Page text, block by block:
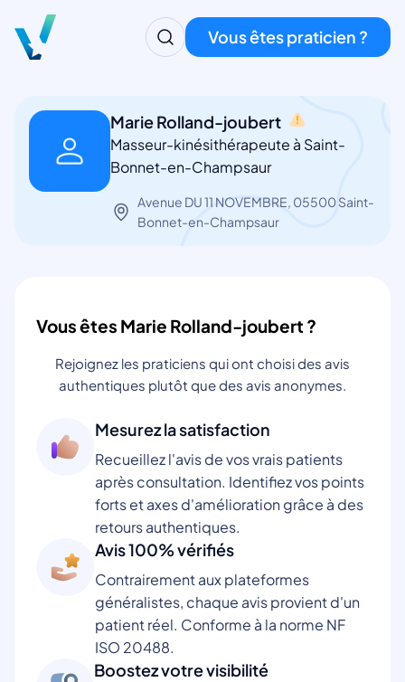
Vous êtes praticien ?
Marie Rolland-joubert
Masseur-kinésithérapeute à Saint-
Bonnet-en-Champsaur
Avenue DU 11 NOVEMBRE, 05500 Saint-
Bonnet-en-Champsaur
Vous êtes Marie Rolland-joubert ?
Rejoignez les praticiens qui ont choisi des avis
authentiques plutôt que des avis anonymes.
Mesurez la satisfaction
Recueillez l'avis de vos vrais patients
après consultation. Identifiez vos points
forts et axes d'amélioration grâce à des
retours authentiques.
Avis 100% vérifiés
Contrairement aux plateformes
généralistes, chaque avis provient d'un
patient réel. Conforme à la norme NF
ISO 20488.
Boostez votre visibilité